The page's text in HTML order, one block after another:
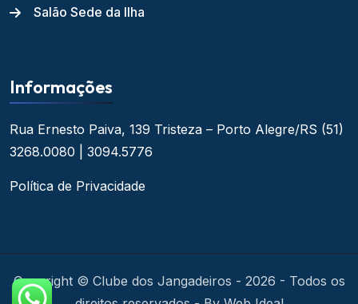
Salão Sede da Ilha
Informações
Rua Ernesto Paiva, 139 Tristeza – Porto Alegre/RS (51)
3268.0080 | 3094.5776
Política de Privacidade
Copyright © Clube dos Jangadeiros - 2026 - Todos os